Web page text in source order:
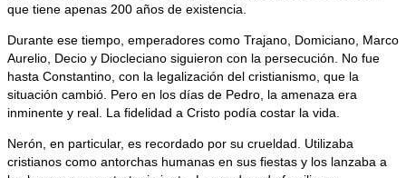
que tiene apenas 200 años de existencia.
Durante ese tiempo, emperadores como Trajano, Domiciano, Marco
Aurelio, Decio y Diocleciano siguieron con la persecución. No fue
hasta Constantino, con la legalización del cristianismo, que la
situación cambió. Pero en los días de Pedro, la amenaza era
inminente y real. La fidelidad a Cristo podía costar la vida.
Nerón, en particular, es recordado por su crueldad. Utilizaba
cristianos como antorchas humanas en sus fiestas y los lanzaba a